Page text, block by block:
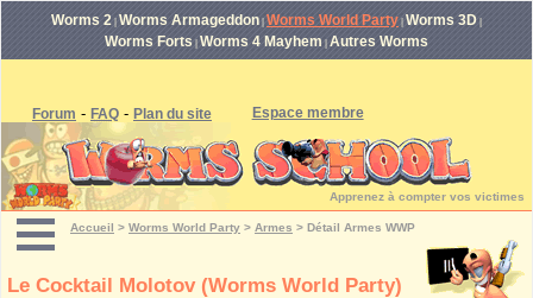
Worms 2 Worms Armageddon Worms World Party Worms 3D
Worms Forts Worms 4 Mayhem Autres Worms
Forum - FAQ - Plan du site Espace membre
Apprenez à compter vos victimes
Accueil > Worms World Party > Armes > Détail Armes WWP
Le Cocktail Molotov (Worms World Party)